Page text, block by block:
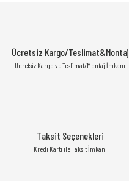
Ücretsiz Kargo/Teslimat&Montaj
Ücretsiz Kargo ve Teslimat/Montaj İmkanı
Taksit Seçenekleri
Kredi Kartı ile Taksit İmkanı